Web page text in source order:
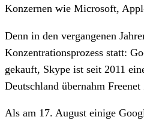
Konzernen wie Microsoft,
Denn in den vergangenen
Konzentrationsprozess statt:
gekauft, Skype ist seit 2011
Deutschland übernahm
Als am 17. August einige